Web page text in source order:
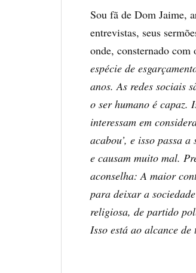
Sou fã de Dom Jaime,
entrevistas, seus
onde, consternado com
espécie de
anos. As redes sociais
o ser humano é capaz.
interessam em
acabou’, e isso passa
e causam muito mal.
aconselha: A maior
para deixar a
religiosa, de partido
Isso está ao alcance